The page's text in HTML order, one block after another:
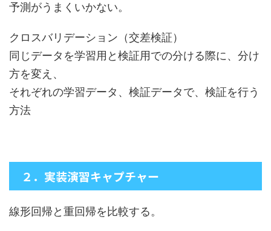
予測がうまくいかない。
クロスバリデーション（交差検証）
同じデータを学習用と検証用での分ける際に、分け
方を変え、
それぞれの学習データ、検証データで、検証を行う
方法
２．実装演習キャプチャー
線形回帰と重回帰を比較する。